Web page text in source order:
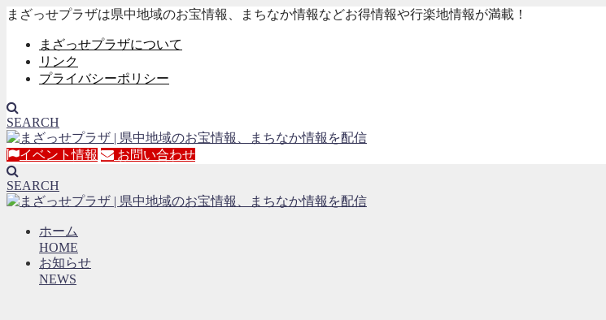
まざっせプラザは県中地域のお宝情報、まちなか情報などお得情報や行楽地情報が満載！
まざっせプラザについて
リンク
プライバシーポリシー
SEARCH
イベント情報 お問い合わせ
SEARCH
ホーム
HOME
お知らせ
NEWS